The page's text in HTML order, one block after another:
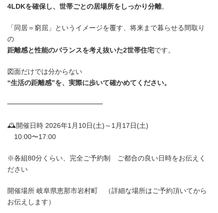
4LDKを確保し、世帯ごとの居場所をしっかり分離。
「同居＝窮屈」というイメージを覆す、将来まで暮らせる間取り
の
距離感と性能のバランスを考え抜いた2世帯住宅です。
図面だけでは分からない
“生活の距離感”を、実際に歩いて確かめてください。
━━━━━━━━━━━━━━
🕰開催日時 2026年1月10日(土)～1月17日(土)
10:00〜17:00
※各組80分くらい、完全ご予約制 ご都合の良い日時をお伝えく
ださい
開催場所 岐阜県恵那市岩村町 （詳細な場所はご予約頂いてから
お伝えします）